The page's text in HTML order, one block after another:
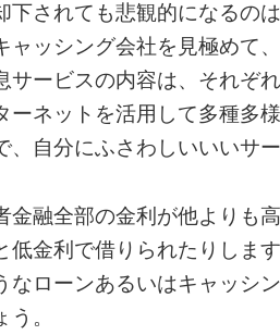
下されても悲観的になるの
ャッシング会社を見極めて
サービスの内容は、それぞ
ーネットを活用して多種多
、自分にふさわしいいいサ
金融全部の金利が他よりも
低金利で借りられたりしま
なローンあるいはキャッシ
。